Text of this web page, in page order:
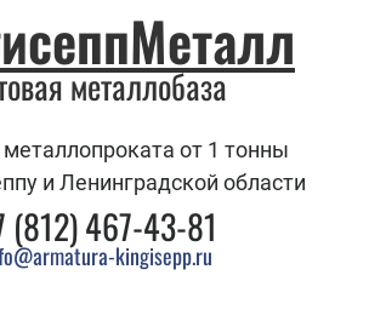
металлобаза
металлопроката от 1 тонны
и Ленинградской области
(812) 467-43-81
kingisepp.ru